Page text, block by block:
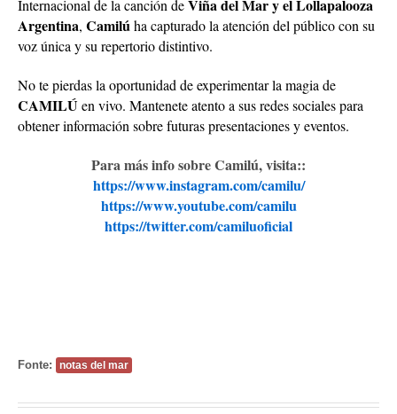
Internacional de la canción deViña del Mar y el Lollapalooza
Argentina, Camilúha capturado la atención del público con su
voz única y su repertorio distintivo.
No te pierdas la oportunidad de experimentar la magia de
CAMILÚen vivo. Mantenete atento a sus redes sociales para
obtener información sobre futuras presentaciones y eventos.
Para más info sobre Camilú, visita::
https://www.instagram.com/camilu/
https://www.youtube.com/camilu
https://twitter.com/camiluoficial
Fonte: notas del mar